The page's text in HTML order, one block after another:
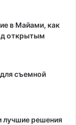
в Майами, как
открытым
съемной
лучшие решения